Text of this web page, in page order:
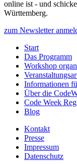
online ist - und
Württemberg.
zum Newsletter
Start
Das Programm
Workshop
Informationen
Über die
Code Week
Blog
Kontakt
Presse
Impressum
Datenschutz